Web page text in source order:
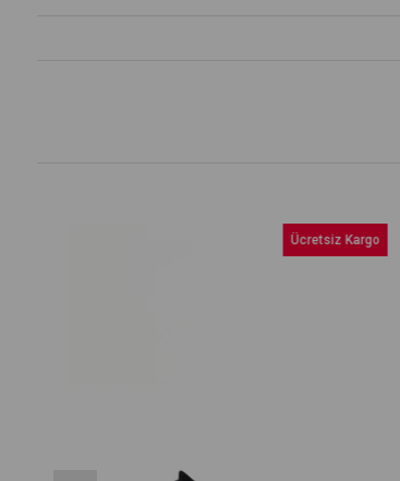
Ücretsiz Kargo